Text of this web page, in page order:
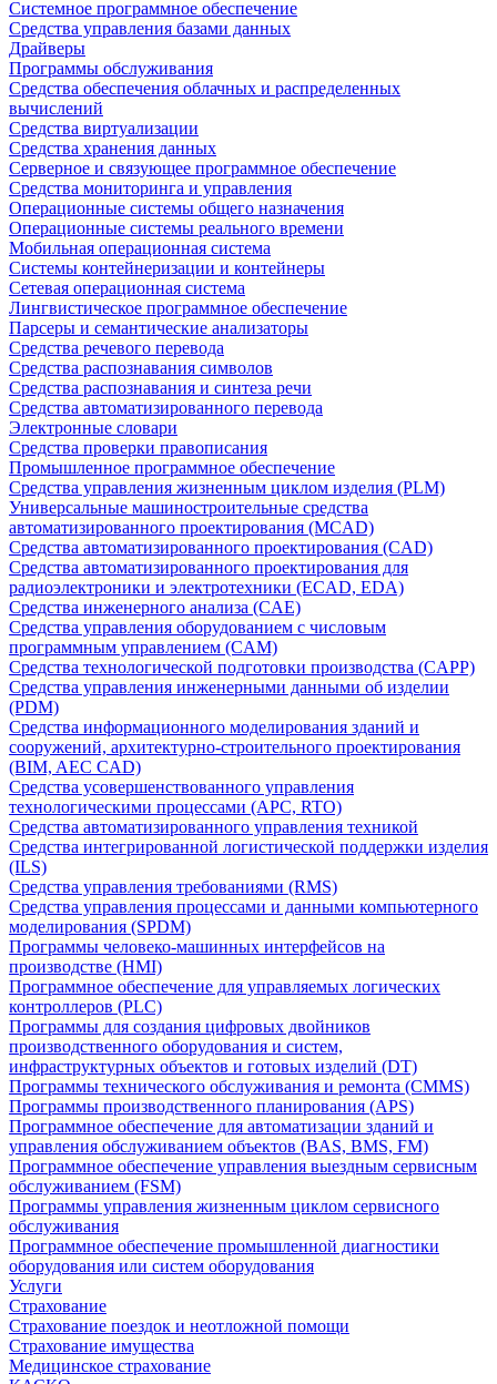
Системное программное обеспечение
Средства управления базами данных
Драйверы
Программы обслуживания
Средства обеспечения облачных и распределенных
вычислений
Средства виртуализации
Средства хранения данных
Серверное и связующее программное обеспечение
Средства мониторинга и управления
Операционные системы общего назначения
Операционные системы реального времени
Мобильная операционная система
Системы контейнеризации и контейнеры
Сетевая операционная система
Лингвистическое программное обеспечение
Парсеры и семантические анализаторы
Средства речевого перевода
Средства распознавания символов
Средства распознавания и синтеза речи
Средства автоматизированного перевода
Электронные словари
Средства проверки правописания
Промышленное программное обеспечение
Средства управления жизненным циклом изделия (PLM)
Универсальные машиностроительные средства
автоматизированного проектирования (MCAD)
Средства автоматизированного проектирования (CAD)
Средства автоматизированного проектирования для
радиоэлектроники и электротехники (ECAD, EDA)
Средства инженерного анализа (CAE)
Средства управления оборудованием с числовым
программным управлением (CAM)
Средства технологической подготовки производства (CAPP)
Средства управления инженерными данными об изделии
(PDM)
Средства информационного моделирования зданий и
сооружений, архитектурно-строительного проектирования
(BIM, AEC CAD)
Средства усовершенствованного управления
технологическими процессами (APC, RTO)
Средства автоматизированного управления техникой
Средства интегрированной логистической поддержки изделия
(ILS)
Средства управления требованиями (RMS)
Средства управления процессами и данными компьютерного
моделирования (SPDM)
Программы человеко-машинных интерфейсов на
производстве (HMI)
Программное обеспечение для управляемых логических
контроллеров (PLC)
Программы для создания цифровых двойников
производственного оборудования и систем,
инфраструктурных объектов и готовых изделий (DT)
Программы технического обслуживания и ремонта (CMMS)
Программы производственного планирования (APS)
Программное обеспечение для автоматизации зданий и
управления обслуживанием объектов (BAS, BMS, FM)
Программное обеспечение управления выездным сервисным
обслуживанием (FSM)
Программы управления жизненным циклом сервисного
обслуживания
Программное обеспечение промышленной диагностики
оборудования или систем оборудования
Услуги
Страхование
Страхование поездок и неотложной помощи
Страхование имущества
Медицинское страхование